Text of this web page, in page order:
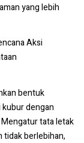
yang lebih
Aksi
bentuk
dengan
tata letak
tidak berlebihan,